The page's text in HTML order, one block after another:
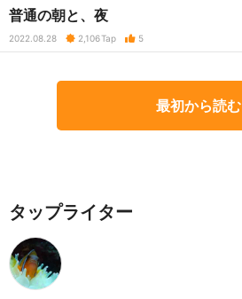
普通の朝と、夜
2022.08.28 2,106Tap 5
最初から読む
タップライター